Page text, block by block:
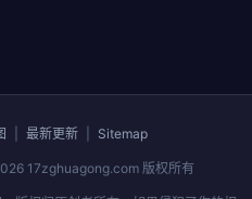
最新更新 Sitemap
17zghuagong.com 版权所有